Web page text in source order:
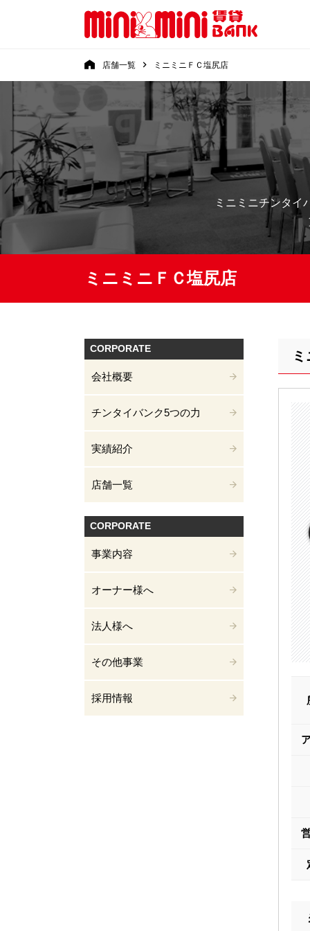
店舗一覧 ミニミニＦＣ塩尻店
ミニミニチンタイ
ミニミニＦＣ塩尻店
CORPORATE
会社概要
チンタイバンク5つの力
実績紹介
店舗一覧
CORPORATE
事業内容
オーナー様へ
法人様へ
その他事業
採用情報